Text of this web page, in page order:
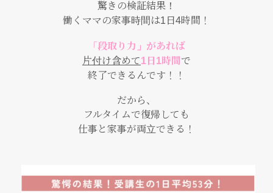
驚きの検証結果！
働くママの家事時間は1日4時間！
「段取り力」があれば
片付け含めて1日1時間 で
終了できるんです！！
だから、
フルタイムで復帰しても
仕事と家事が両立できる！